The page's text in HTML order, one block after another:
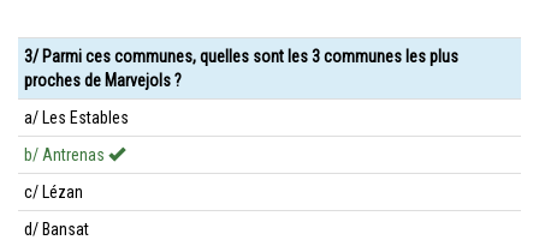
3/ Parmi ces communes, quelles sont les 3 communes les plus
proches de Marvejols ?
a/ Les Estables
b/ Antrenas
c/ Lézan
d/ Bansat